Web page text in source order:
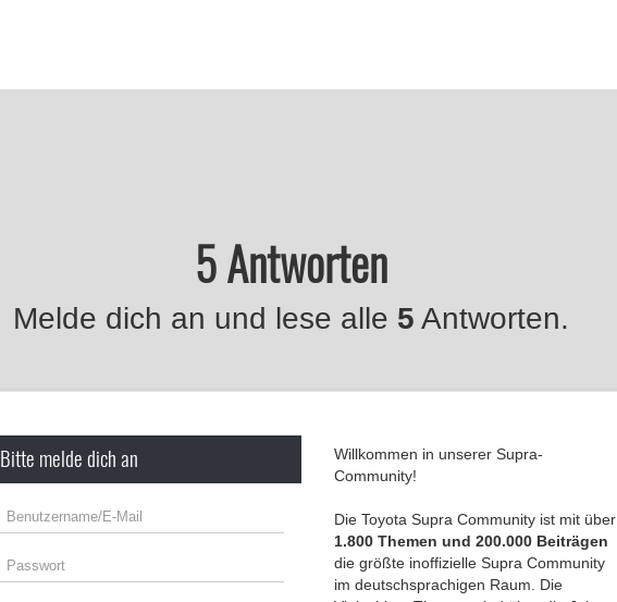
5 Antworten
Melde dich an und lese alle 5 Antworten.
Bitte melde dich an
Willkommen in unserer Supra-
Community!
Die Toyota Supra Community ist mit über
1.800 Themen und 200.000 Beiträgen
die größte inoffizielle Supra Community
im deutschsprachigen Raum. Die